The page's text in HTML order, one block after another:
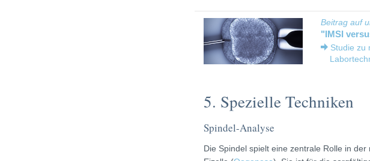
Beitrag auf
"IMSI
Studie zu
5. Spezielle Techniken
Spindel-Analyse
Die Spindel spielt eine zentrale Rolle in